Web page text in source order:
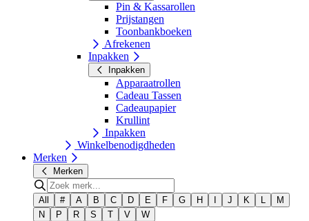
Pin & Kassarollen
Prijstangen
Toonbankboeken
Afrekenen
Inpakken
Inpakken
Apparaatrollen
Cadeau Tassen
Cadeaupapier
Krullint
Inpakken
Winkelbenodigdheden
Merken
Merken
All # A B C D E F G H J K L
M
N
P R S T V W